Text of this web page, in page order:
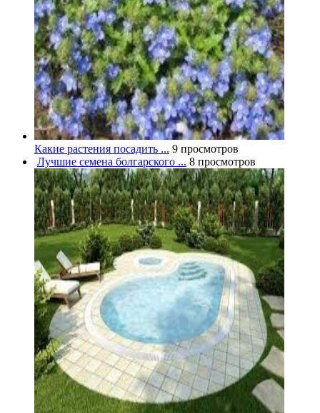
Какие растения посадить ... 9 просмотров
Лучшие семена болгарского ... 8 просмотров